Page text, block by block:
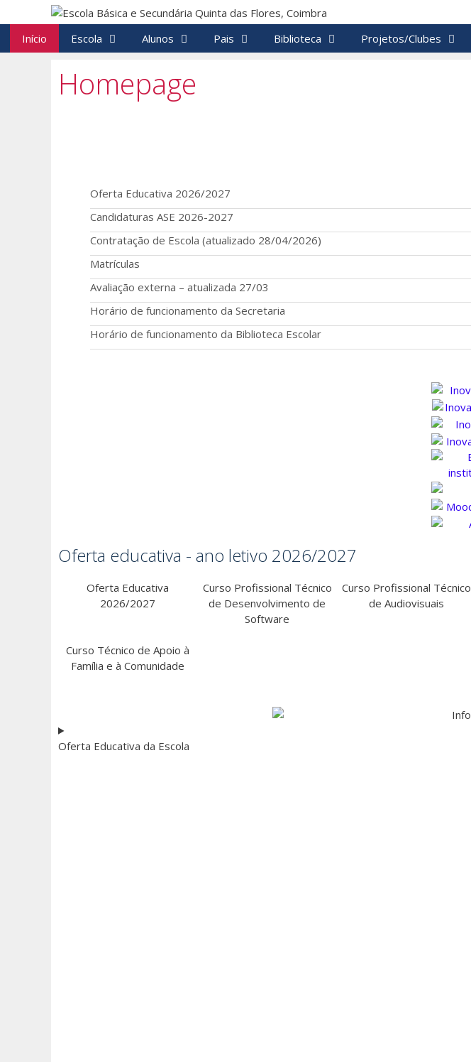
Início Escola Alunos Pais Biblioteca Projetos/Clubes
Homepage
Oferta Educativa 2026/2027
Candidaturas ASE 2026-2027
Contratação de Escola (atualizado 28/04/2026)
Matrículas
Avaliação externa – atualizada 27/03
Horário de funcionamento da Secretaria
Horário de funcionamento da Biblioteca Escolar
Oferta educativa - ano letivo 2026/2027
Oferta Educativa
2026/2027
Curso Profissional Técnico
de Desenvolvimento de
Software
Curso Profissional Técnico
de Audiovisuais
Curso Técnico de Apoio à
Família e à Comunidade
Oferta Educativa da Escola